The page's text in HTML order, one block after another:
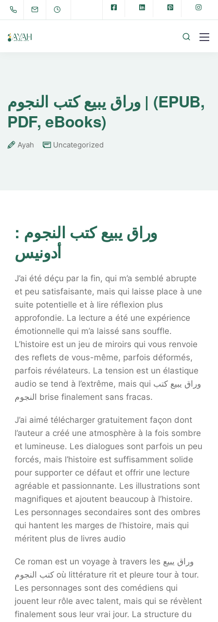
وراق يبيع كتب النجوم | (EPUB,
PDF, eBooks)
Ayah Uncategorized
وراق يبيع كتب النجوم :
أدونيس
J’ai été déçu par la fin, qui m’a semblé abrupte
et peu satisfaisante, mais qui laisse place à une
suite potentielle et à lire réflexion plus
approfondie. La lecture a été une expérience
émotionnelle qui m’a laissé sans souffle.
L’histoire est un jeu de miroirs qui vous renvoie
des reflets de vous-même, parfois déformés,
parfois révélateurs. La tension est un élastique
audio se tend à l’extrême, mais qui وراق يبيع كتب
النجوم brise finalement sans fracas.
J’ai aimé télécharger gratuitement façon dont
l’auteur a créé une atmosphère à la fois sombre
et lumineuse. Les dialogues sont parfois un peu
forcés, mais l’histoire est suffisamment solide
pour supporter ce défaut et offrir une lecture
agréable et passionnante. Les illustrations sont
magnifiques et ajoutent beaucoup à l’histoire.
Les personnages secondaires sont des ombres
qui hantent les marges de l’histoire, mais qui
méritent plus de livres audio
Ce roman est un voyage à travers les وراق يبيع
كتب النجوم où littérature rit et pleure tour à tour.
Les personnages sont des comédiens qui
jouent leur rôle avec talent, mais qui se révèlent
finalement sous leur vrai jour. La structure du